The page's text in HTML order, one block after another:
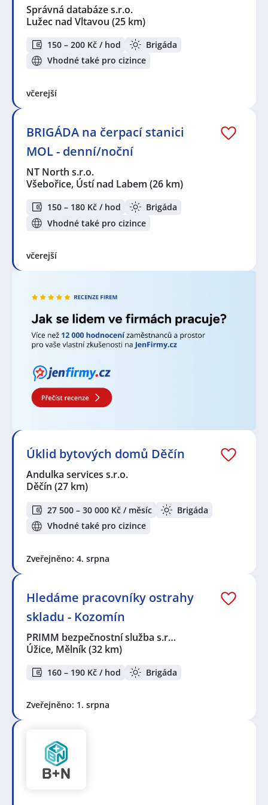
Správná databáze s.r.o.
Lužec nad Vltavou (25 km)
150 – 200 Kč / hod
Brigáda
Vhodné také pro cizince
včerejší
BRIGÁDA na čerpací stanici
MOL - denní/noční
NT North s.r.o.
Všebořice, Ústí nad Labem (26 km)
150 – 180 Kč / hod
Brigáda
Vhodné také pro cizince
včerejší
Úklid bytových domů Děčín
Andulka services s.r.o.
Děčín (27 km)
27 500 – 30 000 Kč / měsíc
Brigáda
Vhodné také pro cizince
Zveřejněno: 4. srpna
Hledáme pracovníky ostrahy
skladu - Kozomín
PRIMM bezpečnostní služba s.r…
Úžice, Mělník(32 km)
160 – 190 Kč / hod Brigáda
Zveřejněno: 1. srpna